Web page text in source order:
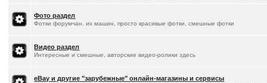
Фото раздел
Фотки форумчан, их машин, просто красивые фотки, смешные фотки
Видео раздел
Интересные и смешные, авторские видео-ролики здесь
eBay и другие "зарубежные" онлайн-магазины и сервисы